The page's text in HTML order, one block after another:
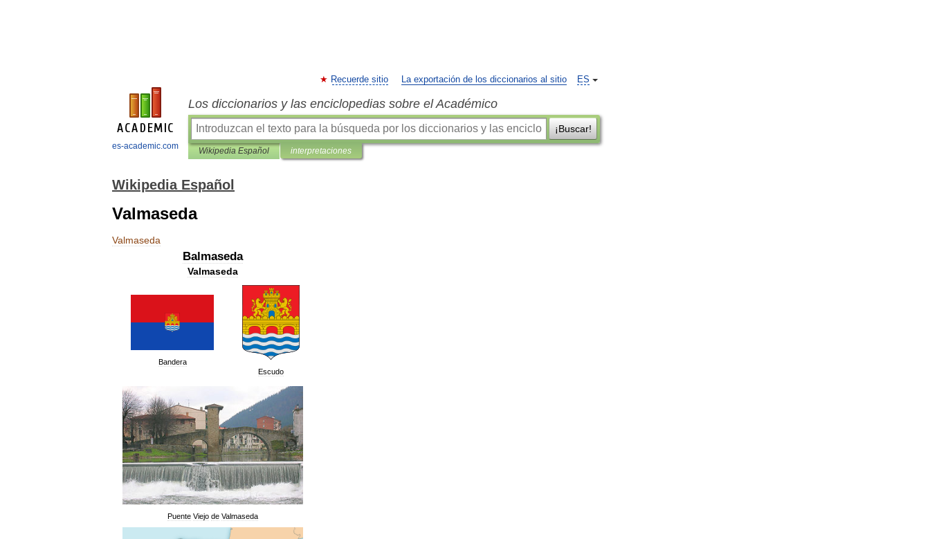
es-academic.com
ES
Recuerde sitio La exportación de los diccionarios al sitio
Los diccionarios y las enciclopedias sobre el Académico
¡Buscar!
Wikipedia Español interpretaciones
Wikipedia Español
Valmaseda
Valmaseda
Balmaseda
Valmaseda
Bandera
Escudo
Puente Viejo de Valmaseda